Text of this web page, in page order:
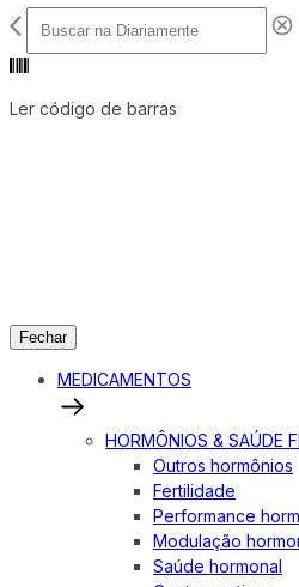
Ler código de barras
Fechar
MEDICAMENTOS
HORMÔNIOS & SAÚDE
Outros hormônios
Fertilidade
Performance
Modulação
Saúde hormonal